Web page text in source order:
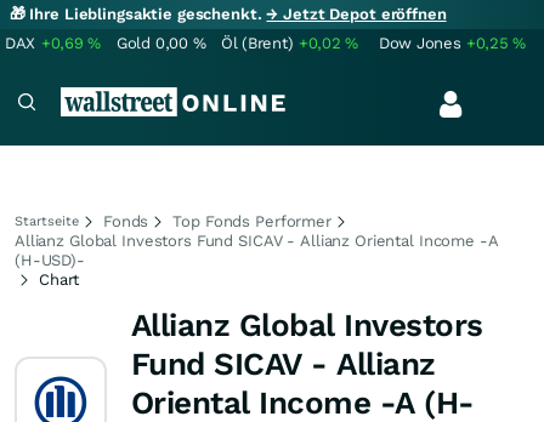
🎁 Ihre Lieblingsaktie geschenkt.→ Jetzt Depot eröffnen
DAX +0,69% Gold 0,00 % Öl (Brent) +0,02% Dow Jones +0,25%
Startseite Fonds
Top Fonds Performer
Allianz Global Investors Fund SICAV - Allianz Oriental Income -A
(H-USD)-
Chart
Allianz Global Investors
Fund SICAV - Allianz
Oriental Income -A (H-